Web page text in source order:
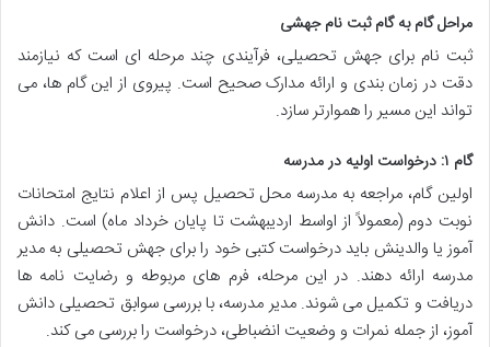
مراحل گام به گام ثبت نام جهشی
ثبت نام برای جهش تحصیلی، فرآیندی چند مرحله ای است که نیازمند
دقت در زمان بندی و ارائه مدارک صحیح است. پیروی از این گام ها، می
تواند این مسیر را هموارتر سازد.
گام ۱: درخواست اولیه در مدرسه
اولین گام، مراجعه به مدرسه محل تحصیل پس از اعلام نتایج امتحانات
نوبت دوم (معمولاً از اواسط اردیبهشت تا پایان خرداد ماه) است. دانش
آموز یا والدینش باید درخواست کتبی خود را برای جهش تحصیلی به مدیر
مدرسه ارائه دهند. در این مرحله، فرم های مربوطه و رضایت نامه ها
دریافت و تکمیل می شوند. مدیر مدرسه، با بررسی سوابق تحصیلی دانش
آموز، از جمله نمرات و وضعیت انضباطی، درخواست را بررسی می کند.